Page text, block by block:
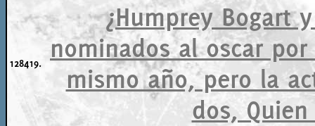
128419.
¿Humprey Bogart
nominados al oscar
mismo año, pero la
dos,